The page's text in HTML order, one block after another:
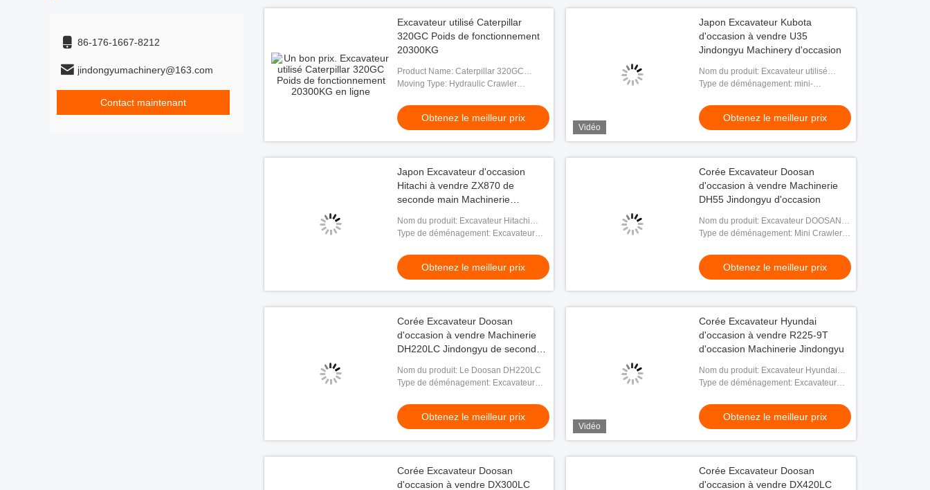
86-176-1667-8212
jindongyumachinery@163.com
Contact maintenant
Excavateur utilisé Caterpillar
320GC Poids de fonctionnement
20300KG
Product Name: Caterpillar 320GC
Excavator
Moving Type: Hydraulic Crawler
Obtenez le meilleur prix
Vidéo
Japon Excavateur Kubota
d'occasion à vendre U35
Jindongyu Machinery d'occasion
Nom du produit: Excavateur utilisé
Kubota U35
Type de déménagement: mini-
Obtenez le meilleur prix
Japon Excavateur d'occasion
Hitachi à vendre ZX870 de
seconde main Machinerie
Nom du produit: Excavateur Hitachi
ZX870
Type de déménagement: Excavateur
Obtenez le meilleur prix
Corée Excavateur Doosan
d'occasion à vendre Machinerie
DH55 Jindongyu d'occasion
Nom du produit: Excavateur DOOSAN
DH55
Type de déménagement: Mini Crawler
Obtenez le meilleur prix
Corée Excavateur Doosan
d'occasion à vendre Machinerie
DH220LC Jindongyu de seconde
Nom du produit: Le Doosan DH220LC
Type de déménagement: Excavateur
Obtenez le meilleur prix
Vidéo
Corée Excavateur Hyundai
d'occasion à vendre R225-9T
d'occasion Machinerie Jindongyu
Nom du produit: Excavateur Hyundai
Robex 225-9T
Type de déménagement: Excavateur
Obtenez le meilleur prix
Corée Excavateur Doosan
d'occasion à vendre DX300LC
Corée Excavateur Doosan
d'occasion à vendre DX420LC